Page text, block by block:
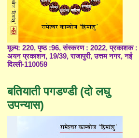
मूल्य: 220, पृष्ठ :96, संस्करण : 2022, प्रकाशक :
अयन प्रकाशन, 19/39, राजापुरी, उत्तम नगर, नई
दिल्ली-110059
बतियाती पगडण्डी (दो लघु
उपन्यास)